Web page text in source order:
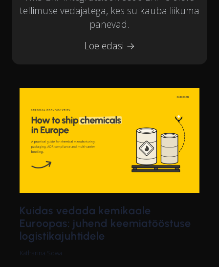
tellimuse vedajatega, kes su kauba liikuma
panevad.
Loe edasi →
Kuidas vedada kemikaale
Euroopas: juhend keemiatööstuse
logistikajuhtidele
Katharina Sowa